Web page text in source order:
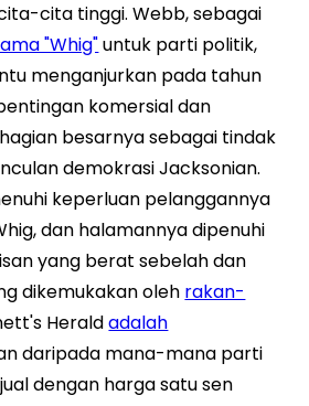
cita tinggi. Webb, sebagai
"Whig"untuk parti politik,
menganjurkan pada tahun
komersial dan
besarnya sebagai tindak
demokrasi Jacksonian.
keperluan pelanggannya
dan halamannya dipenuhi
yang berat sebelah dan
dikemukakan oleh rakan-
Heraldadalah
daripada mana-mana parti
dengan harga satu sen